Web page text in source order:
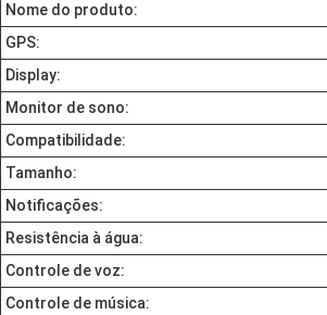
Nome do produto:
GPS:
Display:
Monitor de sono:
Compatibilidade:
Tamanho:
Notificações:
Resistência à água:
Controle de voz:
Controle de música: